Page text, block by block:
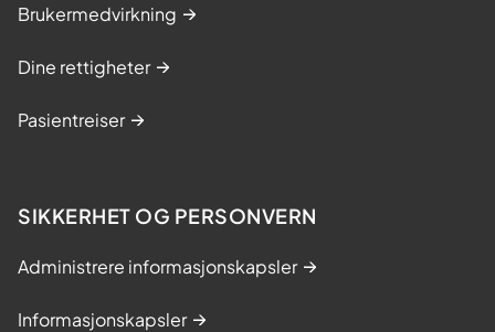
Brukermedvirkning
Dine rettigheter
Pasientreiser
SIKKERHET OG PERSONVERN
Administrere informasjonskapsler
Informasjonskapsler